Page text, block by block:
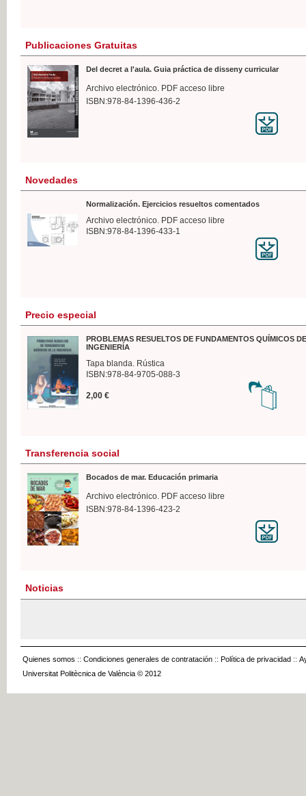
Publicaciones Gratuitas
Del decret a l'aula. Guia práctica de disseny curricular
Archivo electrónico. PDF acceso libre
ISBN:978-84-1396-436-2
Novedades
Normalización. Ejercicios resueltos comentados
Archivo electrónico. PDF acceso libre
ISBN:978-84-1396-433-1
Precio especial
PROBLEMAS RESUELTOS DE FUNDAMENTOS QUÍMICOS
INGENIERÍA
Tapa blanda. Rústica
ISBN:978-84-9705-088-3
2,00 €
Transferencia social
Bocados de mar. Educación primaria
Archivo electrónico. PDF acceso libre
ISBN:978-84-1396-423-2
Noticias
Quienes somos :: Condiciones generales de contratación :: Política de privacidad ::
Universitat Politècnica de València © 2012